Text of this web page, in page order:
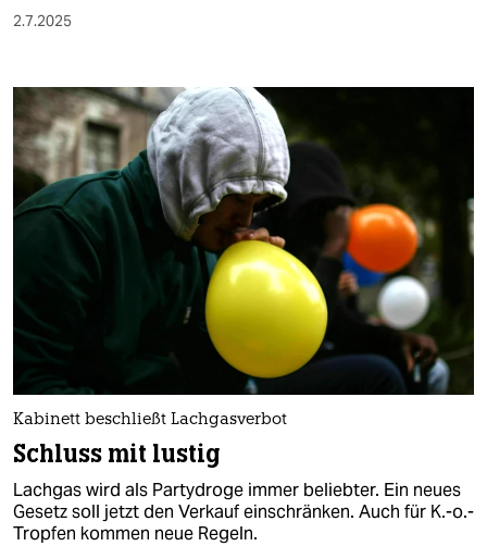
2.7.2025
Kabinett beschließt Lachgasverbot
Schluss mit lustig
Lachgas wird als Partydroge immer beliebter. Ein neues
Gesetz soll jetzt den Verkauf einschränken. Auch für K.-o.-
Tropfen kommen neue Regeln.